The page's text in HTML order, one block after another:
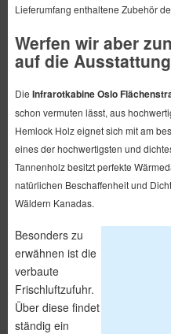
Lieferumfang enthaltene Zubehör
Werfen wir aber
auf die
Die Infrarotkabine Oslo
schon vermuten lässt, aus
Hemlock Holz eignet sich mit am
eines der hochwertigsten und
Tannenholz besitzt perfekte
natürlichen Beschaffenheit und
Wäldern Kanadas.
Besonders zu
erwähnen ist die
verbaute
Frischluftzufuhr.
Über diese findet
ständig ein